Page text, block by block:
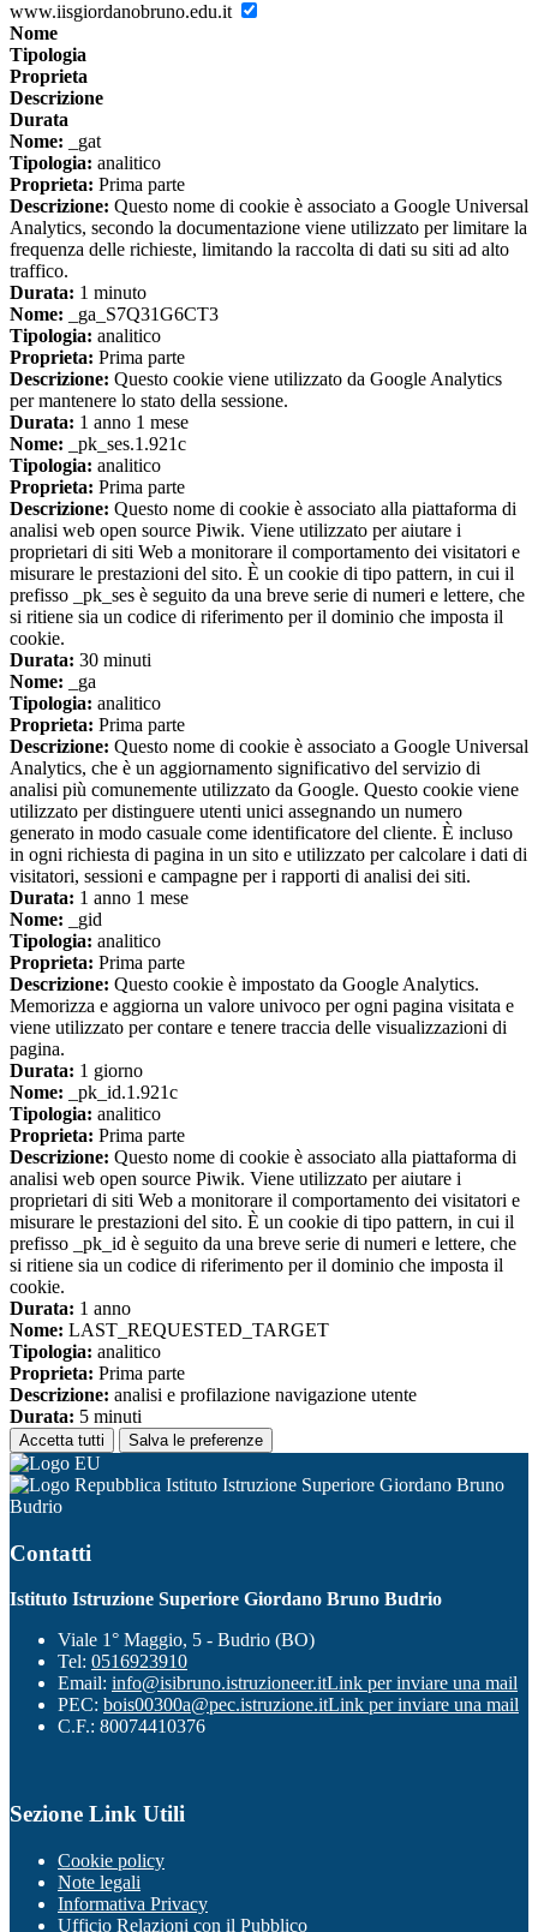
www.iisgiordanobruno.edu.it
Nome
Tipologia
Proprieta
Descrizione
Durata
Nome: _gat
Tipologia: analitico
Proprieta: Prima parte
Descrizione: Questo nome di cookie è associato a Google Universal
Analytics, secondo la documentazione viene utilizzato per limitare la
frequenza delle richieste, limitando la raccolta di dati su siti ad alto
traffico.
Durata: 1 minuto
Nome: _ga_S7Q31G6CT3
Tipologia: analitico
Proprieta: Prima parte
Descrizione: Questo cookie viene utilizzato da Google Analytics
per mantenere lo stato della sessione.
Durata: 1 anno 1 mese
Nome: _pk_ses.1.921c
Tipologia: analitico
Proprieta: Prima parte
Descrizione: Questo nome di cookie è associato alla piattaforma di
analisi web open source Piwik. Viene utilizzato per aiutare i
proprietari di siti Web a monitorare il comportamento dei visitatori e
misurare le prestazioni del sito. È un cookie di tipo pattern, in cui il
prefisso _pk_ses è seguito da una breve serie di numeri e lettere, che
si ritiene sia un codice di riferimento per il dominio che imposta il
cookie.
Durata: 30 minuti
Nome: _ga
Tipologia: analitico
Proprieta: Prima parte
Descrizione: Questo nome di cookie è associato a Google Universal
Analytics, che è un aggiornamento significativo del servizio di
analisi più comunemente utilizzato da Google. Questo cookie viene
utilizzato per distinguere utenti unici assegnando un numero
generato in modo casuale come identificatore del cliente. È incluso
in ogni richiesta di pagina in un sito e utilizzato per calcolare i dati di
visitatori, sessioni e campagne per i rapporti di analisi dei siti.
Durata: 1 anno 1 mese
Nome: _gid
Tipologia: analitico
Proprieta: Prima parte
Descrizione: Questo cookie è impostato da Google Analytics.
Memorizza e aggiorna un valore univoco per ogni pagina visitata e
viene utilizzato per contare e tenere traccia delle visualizzazioni di
pagina.
Durata: 1 giorno
Nome: _pk_id.1.921c
Tipologia: analitico
Proprieta: Prima parte
Descrizione: Questo nome di cookie è associato alla piattaforma di
analisi web open source Piwik. Viene utilizzato per aiutare i
proprietari di siti Web a monitorare il comportamento dei visitatori e
misurare le prestazioni del sito. È un cookie di tipo pattern, in cui il
prefisso _pk_id è seguito da una breve serie di numeri e lettere, che
si ritiene sia un codice di riferimento per il dominio che imposta il
cookie.
Durata: 1 anno
Nome: LAST_REQUESTED_TARGET
Tipologia: analitico
Proprieta: Prima parte
Descrizione: analisi e profilazione navigazione utente
Durata: 5 minuti
Accetta tutti Salva le preferenze
Istituto Istruzione Superiore Giordano Bruno
Budrio
Contatti
Istituto Istruzione Superiore Giordano Bruno Budrio
Viale 1° Maggio, 5 - Budrio (BO)
Tel: 0516923910
Email: info@isibruno.istruzioneer.itLink per inviare una mail
PEC: bois00300a@pec.istruzione.itLink per inviare una mail
C.F.: 80074410376
Sezione Link Utili
Cookie policy
Note legali
Informativa Privacy
Ufficio Relazioni con il Pubblico